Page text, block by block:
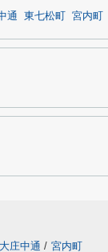
通 東七松町 宮内町
大庄中通 / 宮内町